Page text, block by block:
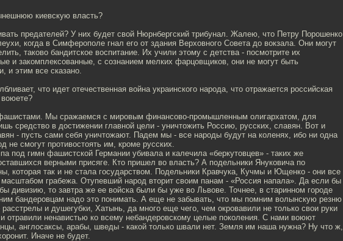
киевскую власть?
предателей? У них будет свой Нюрнбергский трибунал. Жалею, что Петру Порошенко
когда в Симферополе гнал его от здания Верховного Совета до вокзала. Они могут
таково бандитское воспитание. Их учили этому с детства - посмотрите их
и закомплексованные, с сознанием мелких фарцовщиков, они не могут быть
и этим все сказано.
что идет отечественная война украинского народа, что отражается российская
Мы сражаемся с мировым финансово-промышленным олигархатом, для
средство в достижении главной цели - уничтожить Россию, русских, славян. Вот и
- пусть сами себя уничтожают. Падем мы - все народы будут на коленях, ибо ни одна
не смогут противостоять им, кроме русских.
под гимн фашистской Германии убивала и калечила «беркутовцев» - таких же
верными присяге. Кто пришел во власть? А подельники Януковича по
которая так и не стала государством. Подельники Кравчука, Кучмы и Ющенко - они все
масштабом грабежа. Отупевший народ вторит своим панам - «Россия напала». Да если бы
дивизию, то завтра же ее войска были бы уже во Львове. Точнее, в старинном городе
бандеровцам надо это понимать. А еще не забывать, что мы помним волынскую резню
расстрелы и душегубки, Хатынь, да много еще чего, чем окровавили не только свои руки
отравили ненавистью ко всему небандеровскому целые поколения. С нами воюют
англосаксы, арабы, шведы - какой только швали нет. Земля им наша нужна? Ну что ж,
Иначе не будет.